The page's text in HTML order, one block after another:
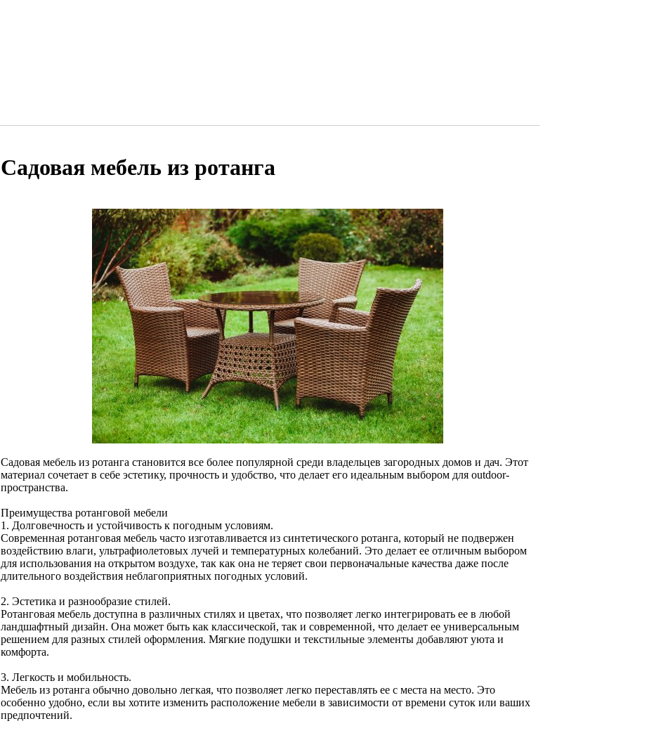
Садовая мебель из ротанга
Садовая мебель из ротанга становится все более популярной среди владельцев загородных домов и дач. Этот
материал сочетает в себе эстетику, прочность и удобство, что делает его идеальным выбором для outdoor-
пространства.
Преимущества ротанговой мебели
1. Долговечность и устойчивость к погодным условиям.
Современная ротанговая мебель часто изготавливается из синтетического ротанга, который не подвержен
воздействию влаги, ультрафиолетовых лучей и температурных колебаний. Это делает ее отличным выбором
для использования на открытом воздухе, так как она не теряет свои первоначальные качества даже после
длительного воздействия неблагоприятных погодных условий.
2. Эстетика и разнообразие стилей.
Ротанговая мебель доступна в различных стилях и цветах, что позволяет легко интегрировать ее в любой
ландшафтный дизайн. Она может быть как классической, так и современной, что делает ее универсальным
решением для разных стилей оформления. Мягкие подушки и текстильные элементы добавляют уюта и
комфорта.
3. Легкость и мобильность.
Мебель из ротанга обычно довольно легкая, что позволяет легко переставлять ее с места на место. Это
особенно удобно, если вы хотите изменить расположение мебели в зависимости от времени суток или ваших
предпочтений.